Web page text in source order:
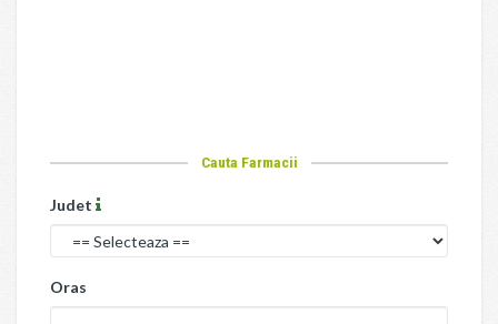
Cauta Farmacii
Judet
Oras